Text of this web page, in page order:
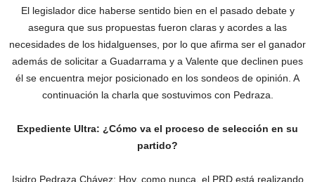
El legislador dice haberse sentido bien en el pasado debate y
asegura que sus propuestas fueron claras y acordes a las
necesidades de los hidalguenses, por lo que afirma ser el ganador
además de solicitar a Guadarrama y a Valente que declinen pues
él se encuentra mejor posicionado en los sondeos de opinión. A
continuación la charla que sostuvimos con Pedraza.
Expediente Ultra: ¿Cómo va el proceso de selección en su
partido?
Isidro Pedraza Chávez: Hoy, como nunca, el PRD está realizando